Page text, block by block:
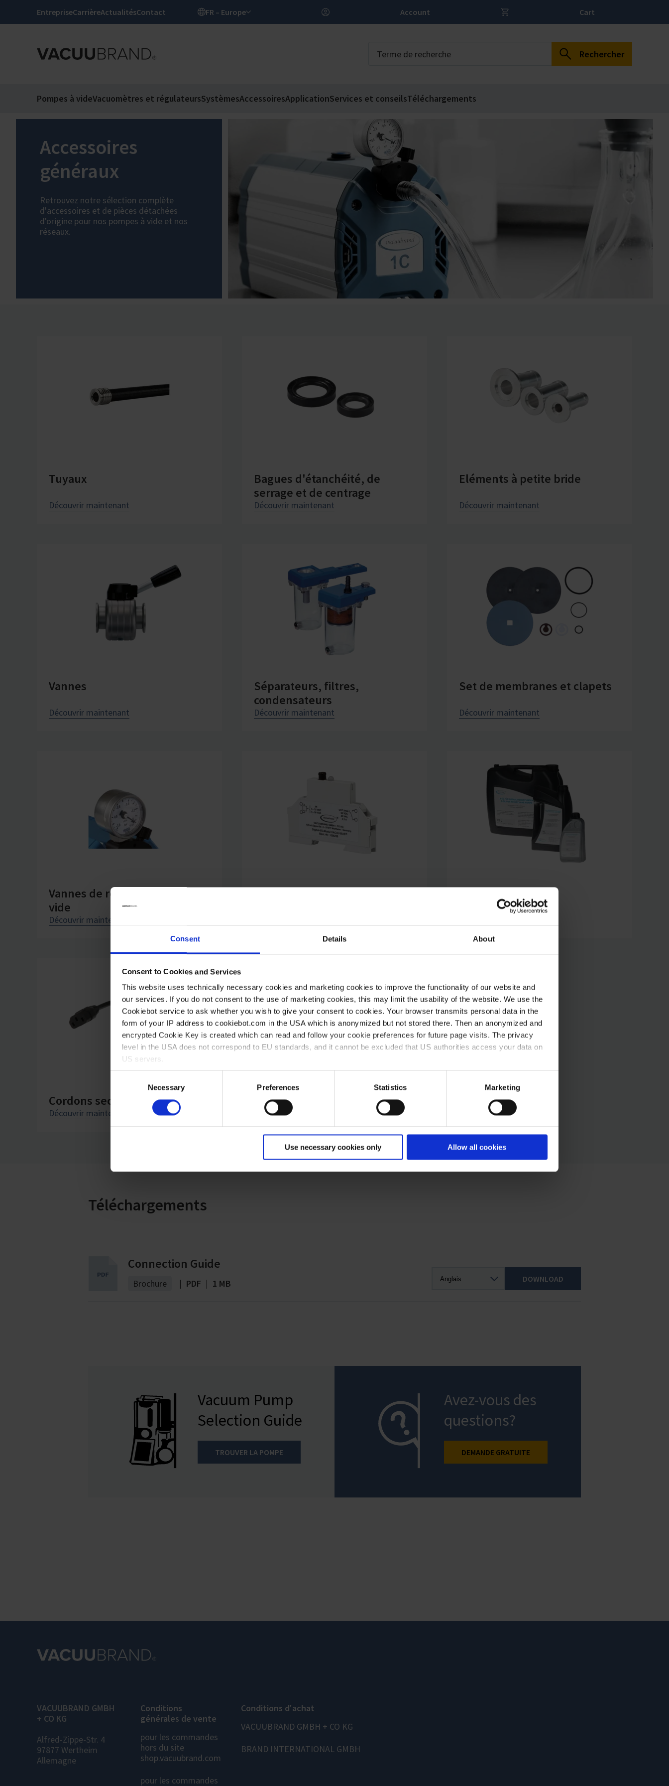
Consent Details About
Consent to Cookies and Services
This website uses technically necessary cookies and marketing cookies to improve the functionality of our website and
our services. If you do not consent to the use of marketing cookies, this may limit the usability of the website. We use the
Cookiebot service to ask whether you wish to give your consent to cookies. Your browser transmits personal data in the
form of your IP address to cookiebot.com in the USA which is anonymized but not stored there. Then an anonymized and
encrypted Cookie Key is created which can read and follow your cookie preferences for future page visits. The privacy
level in the USA does not correspond to EU standards, and it cannot be excluded that US authorities access your data on
US servers.
For more information on cookies and the use of your personal data please visit our data privacy statement.
Necessary Preferences Statistics Marketing
Use necessary cookies only Allow all cookies
EntrepriseCarrièreActualitésContact FR – Europe Account Cart
Rechercher
Pompes à videVacuomètres et régulateursSystèmesAccessoiresApplicationServices et conseilsTéléchargements
Accessoires
généraux
Retrouvez notre sélection complète
d'accessoires et de pièces détachées
d'origine pour nos pompes à vide et nos
réseaux.
Tuyaux
Découvrir maintenant
Bagues d'étanchéité, de
serrage et de centrage
Découvrir maintenant
Eléments à petite bride
Découvrir maintenant
Vannes
Découvrir maintenant
Séparateurs, filtres,
condensateurs
Découvrir maintenant
Set de membranes et clapets
Découvrir maintenant
Vannes de régulation pour le
vide
Découvrir maintenant
Cordons secteur
Découvrir maintenant
Téléchargements
Connection Guide
Brochure | PDF | 1 MB DOWNLOAD
Vacuum Pump
Selection Guide
TROUVER LA POMPE
Avez-vous des
questions?
DEMANDE GRATUITE
VACUUBRAND GMBH
+ CO KG
Alfred-Zippe-Str. 4
97877 Wertheim
Allemagne
Conditions
générales de vente
pour les commandes
hors du site
shop.vacuubrand.com
pour les commandes
Conditions d'achat
VACUUBRAND GMBH + CO KG
BRAND INTERNATIONAL GMBH